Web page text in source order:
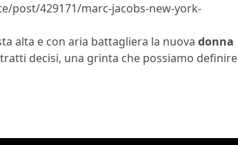
post/429171/marc-jacobs-new-york-
alta e con aria battagliera la nuova donna
decisi, una grinta che possiamo definire